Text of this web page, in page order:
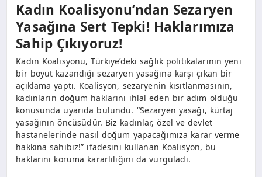
Kadın Koalisyonu’ndan Sezaryen
Yasağına Sert Tepki! Haklarımıza
Sahip Çıkıyoruz!
Kadın Koalisyonu, Türkiye’deki sağlık politikalarının yeni
bir boyut kazandığı sezaryen yasağına karşı çıkan bir
açıklama yaptı. Koalisyon, sezaryenin kısıtlanmasının,
kadınların doğum haklarını ihlal eden bir adım olduğu
konusunda uyarıda bulundu. “Sezaryen yasağı, kürtaj
yasağının öncüsüdür. Biz kadınlar, özel ve devlet
hastanelerinde nasıl doğum yapacağımıza karar verme
hakkına sahibiz!” ifadesini kullanan Koalisyon, bu
haklarını koruma kararlılığını da vurguladı.